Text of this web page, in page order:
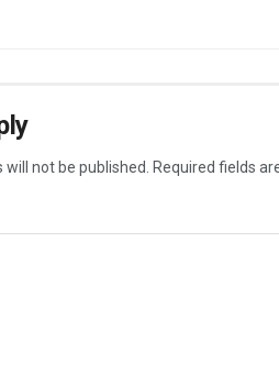
not be published. Required fields